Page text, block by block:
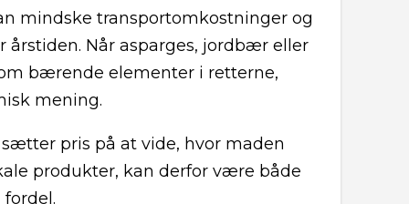
mindske transportomkostninger og
årstiden. Når asparges, jordbær eller
bærende elementer i retterne,
mening.
pris på at vide, hvor maden
produkter, kan derfor være både